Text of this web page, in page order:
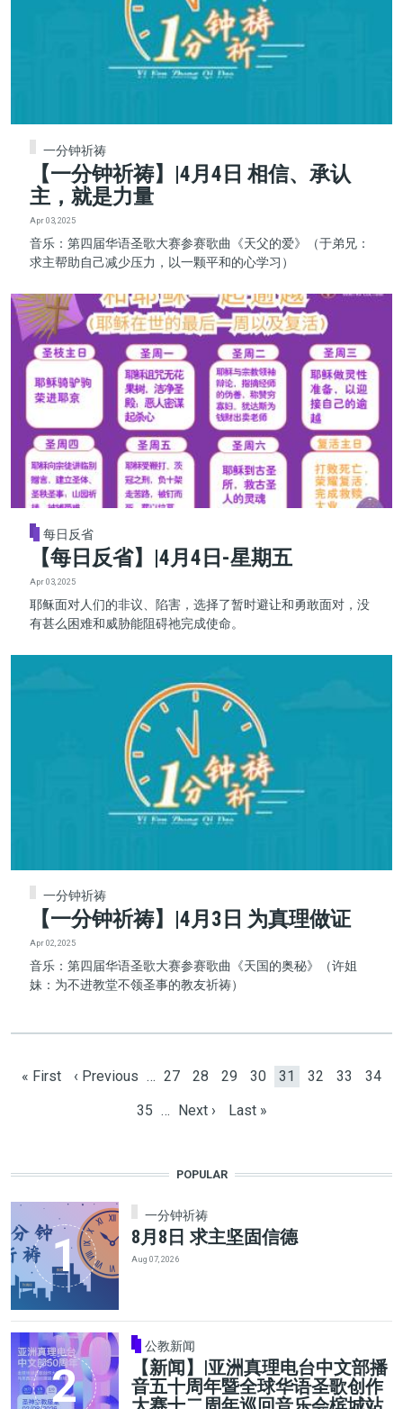
一分钟祈祷
【一分钟祈祷】|4月4日 相信、承认
主，就是力量
Apr 03, 2025
音乐：第四届华语圣歌大赛参赛歌曲《天父的爱》（于弟兄：
求主帮助自己减少压力，以一颗平和的心学习）
每日反省
【每日反省】|4月4日-星期五
Apr 03, 2025
耶稣面对人们的非议、陷害，选择了暂时避让和勇敢面对，没
有甚么困难和威胁能阻碍祂完成使命。
一分钟祈祷
【一分钟祈祷】|4月3日 为真理做证
Apr 02, 2025
音乐：第四届华语圣歌大赛参赛歌曲《天国的奥秘》（许姐
妹：为不进教堂不领圣事的教友祈祷）
First page
« First Previous page
‹ Previous … Page
27 Page
28 Page
29 Page
30 Current page
31 Page
32 Page
33 Page
34
Page
35 … Next page
Next › Last page
Last »
POPULAR
一分钟祈祷
8月8日 求主坚固信德
Aug 07, 2026
公教新闻
【新闻】|亚洲真理电台中文部播
音五十周年暨全球华语圣歌创作